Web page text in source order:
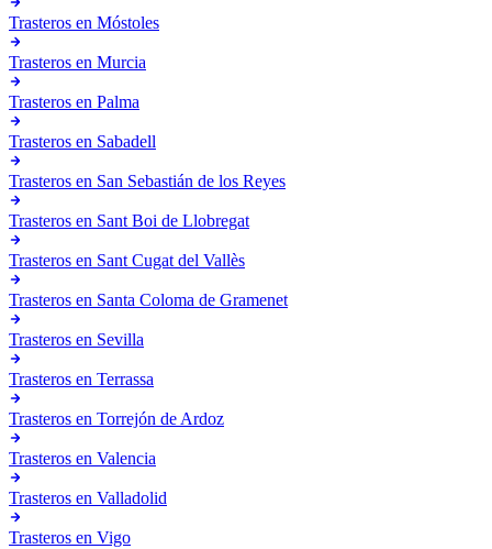
Trasteros en Móstoles
Trasteros en Murcia
Trasteros en Palma
Trasteros en Sabadell
Trasteros en San Sebastián de los Reyes
Trasteros en Sant Boi de Llobregat
Trasteros en Sant Cugat del Vallès
Trasteros en Santa Coloma de Gramenet
Trasteros en Sevilla
Trasteros en Terrassa
Trasteros en Torrejón de Ardoz
Trasteros en Valencia
Trasteros en Valladolid
Trasteros en Vigo